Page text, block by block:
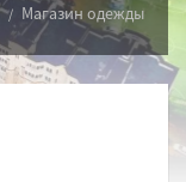
Магазин одежды